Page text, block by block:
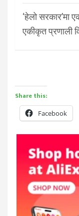
‘हेलो सरकार’मा
एकीकृत प्रणाली
Share this:
Facebook